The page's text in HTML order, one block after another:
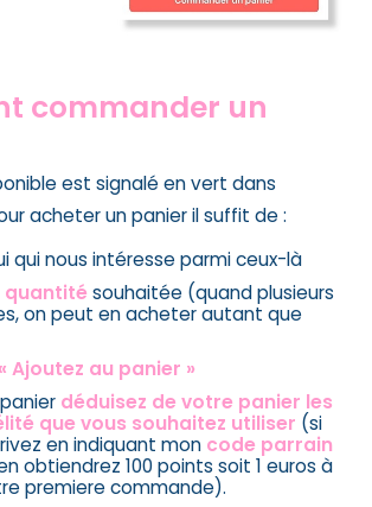
commander un
est signalé en vert dans
acheter un panier il suffit de :
qui nous intéresse parmi ceux-là
quantité souhaitée (quand plusieurs
on peut en acheter autant que
« Ajoutez au panier »
déduisez de votre panier les
que vous souhaitez utiliser (si
en indiquant mon code parrain
obtiendrez 100 points soit 1 euros à
premiere commande).